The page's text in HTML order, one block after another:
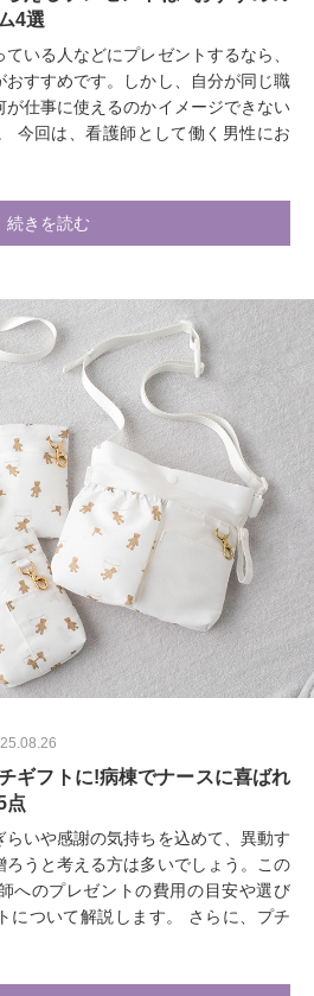
4選
いる人などにプレゼントするなら、
すすめです。しかし、自分が同じ職
仕事に使えるのかイメージできない
今回は、看護師として働く男性にお
続きを読む
ギフトに!病棟でナースに喜ばれ
点
いや感謝の気持ちを込めて、異動す
ろうと考える方は多いでしょう。この
へのプレゼントの費用の目安や選び
について解説します。 さらに、プチ